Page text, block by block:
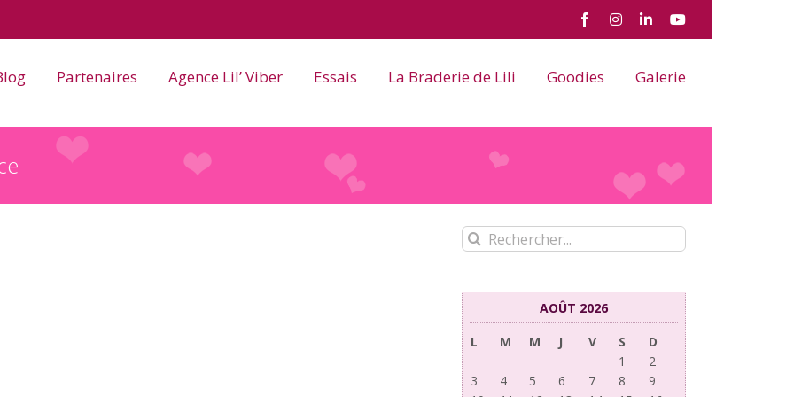
FacebookInstagram
LinkedInYouTube
Partenaires Agence Lil’ Viber Essais La Braderie de Lili Goodies Galerie
Rechercher:
AOÛT 2026
L
M M J V S
D
1
2
3
4 5 6 7 8
9